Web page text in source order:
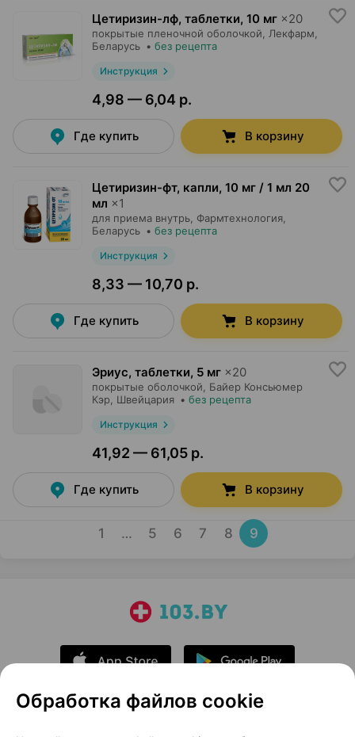
Цетиризин-лф, таблетки, 10 мг ×20
покрытые пленочной оболочкой, Лекфарм
Беларусь • без рецепта
Инструкция
4,98 — 6,04 р.
Где купить В корзину
Цетиризин-фт, капли, 10 мг / 1 мл 20
мл ×1
для приема внутрь, Фармтехнология
Беларусь • без рецепта
Инструкция
8,33 — 10,70 р.
Где купить В корзину
Эриус, таблетки, 5 мг ×20
покрытые оболочкой,
Байер Консьюмер
Кэр , Швейцария • без рецепта
Инструкция
41,92 — 61,05 р.
Где купить В корзину
1 … 5 6 7 8 9
Обработка файлов cookie